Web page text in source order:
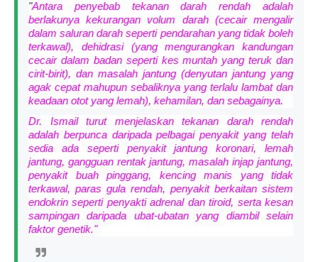
"Antara penyebab tekanan darah rendah adalah
berlakunya kekurangan volum darah (cecair mengalir
dalam saluran darah seperti pendarahan yang tidak boleh
terkawal), dehidrasi (yang mengurangkan kandungan
cecair dalam badan seperti kes muntah yang teruk dan
cirit-birit), dan masalah jantung (denyutan jantung yang
agak cepat mahupun sebaliknya yang terlalu lambat dan
keadaan otot yang lemah), kehamilan, dan sebagainya.
Dr. Ismail turut menjelaskan tekanan darah rendah
adalah berpunca daripada pelbagai penyakit yang telah
sedia ada seperti penyakit jantung koronari, lemah
jantung, gangguan rentak jantung, masalah injap jantung,
penyakit buah pinggang, kencing manis yang tidak
terkawal, paras gula rendah, penyakit berkaitan sistem
endokrin seperti penyakti adrenal dan tiroid, serta kesan
sampingan daripada ubat-ubatan yang diambil selain
faktor genetik."